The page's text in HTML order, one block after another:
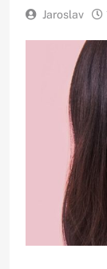
Jaroslav